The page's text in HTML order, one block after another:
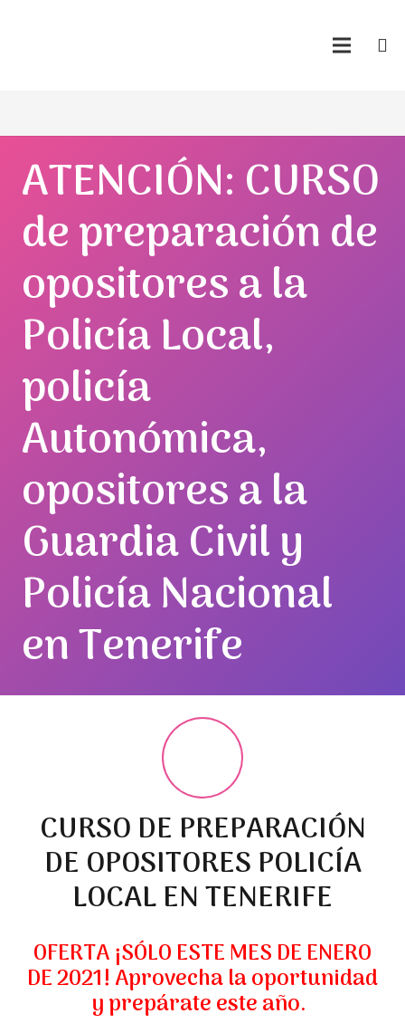
ATENCIÓN: CURSO
de preparación de
opositores a la
Policía Local,
policía
Autonómica,
opositores a la
Guardia Civil y
Policía Nacional
en Tenerife
CURSO DE PREPARACIÓN
DE OPOSITORES POLICÍA
LOCAL EN TENERIFE
OFERTA ¡SÓLO ESTE MES DE ENERO
DE 2021! Aprovecha la oportunidad
y prepárate este año.